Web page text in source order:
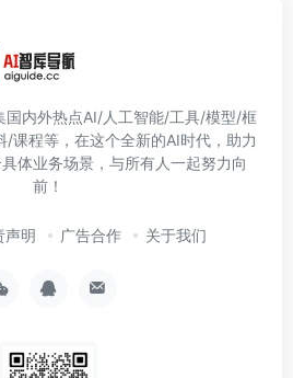
国内外热点AI/人工智能/工具/模型/框
/课程等，在这个全新的AI时代，助力
体业务场景，与所有人一起努力向
前！
声明 广告合作 关于我们